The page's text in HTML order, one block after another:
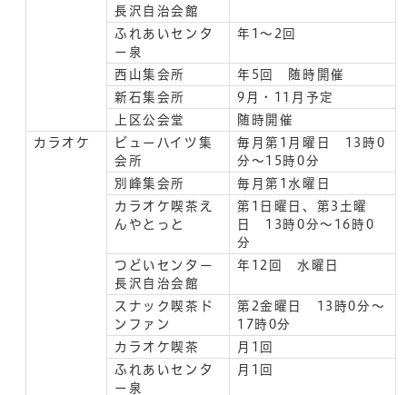
長沢自治会館
ふれあいセンタ
ー泉
年1～2回
西山集会所
年5回 随時開催
新石集会所
9月・11月予定
上区公会堂
随時開催
カラオケ
ビューハイツ集
会所
毎月第1月曜日 13時0
分～15時0分
別峰集会所
毎月第1水曜日
カラオケ喫茶え
んやとっと
第1日曜日、第3土曜
日 13時0分～16時0
分
つどいセンター
長沢自治会館
年12回 水曜日
スナック喫茶ド
ンファン
第2金曜日 13時0分～
17時0分
カラオケ喫茶
月1回
ふれあいセンタ
ー泉
月1回